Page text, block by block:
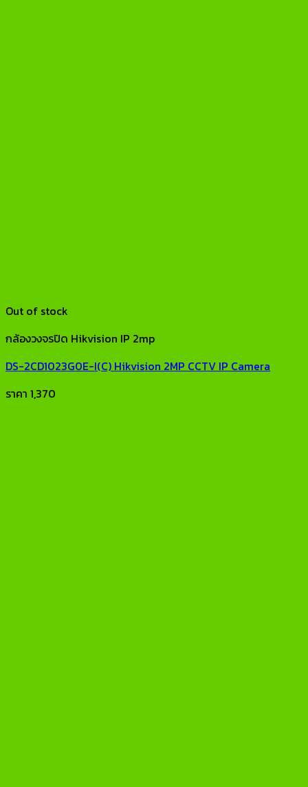
Out of stock
กล้องวงจรปิด Hikvision IP 2mp
DS-2CD1023G0E-I(C) Hikvision 2MP CCTV IP Camera
ราคา 1,370